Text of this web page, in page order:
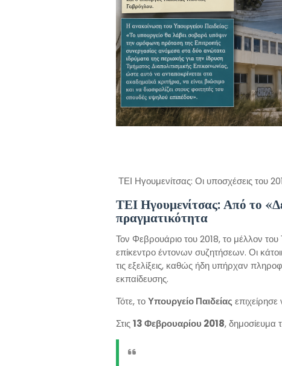
ΤΕΙ Ηγουμενίτσας: Οι υποσχέσεις του
ΤΕΙ Ηγουμενίτσας: Από το
πραγματικότητα
Τον Φεβρουάριο του 2018, το μέλλον
επίκεντρο έντονων συζητήσεων. Οι
τις εξελίξεις, καθώς ήδη υπήρχαν
εκπαίδευσης.
Τότε, τοΥπουργείο Παιδείας
Στις13 Φεβρουαρίου 2018, δημοσίευμα